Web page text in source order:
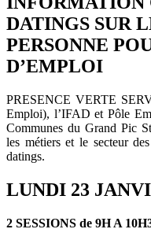
DATINGS SUR
PERSONNE
D’EMPLOI
PRESENCE VERTE
Emploi), l’IFAD et Pôle
Communes du Grand Pic
les métiers et le secteur
datings.
LUNDI 23
2 SESSIONS de 9H A